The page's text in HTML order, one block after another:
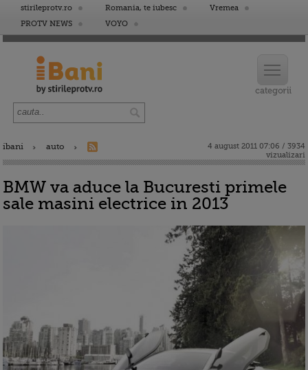
stirileprotv.ro Romania, te iubesc
Vremea
PROTV NEWS
VOYO
ibani auto
4 august 2011 07:06 / 3934
vizualizari
BMW va aduce la Bucuresti primele
sale masini electrice in 2013